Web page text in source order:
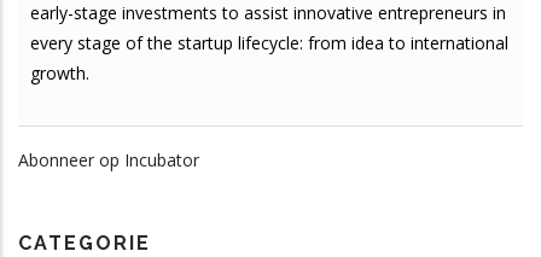
early-stage investments to assist innovative entrepreneurs in
every stage of the startup lifecycle: from idea to international
growth.
Abonneer op Incubator
CATEGORIE